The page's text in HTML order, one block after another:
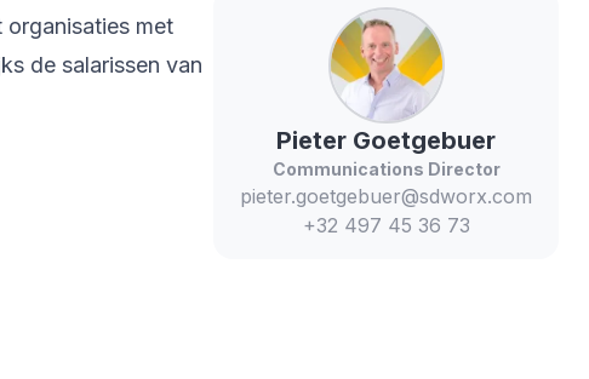
met
de salarissen van
Pieter Goetgebuer
Communications Director
pieter.goetgebuer@sdworx.com
+32 497 45 36 73